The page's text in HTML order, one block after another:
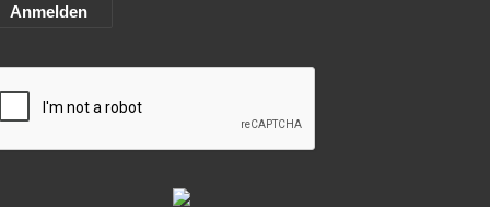
Anmelden